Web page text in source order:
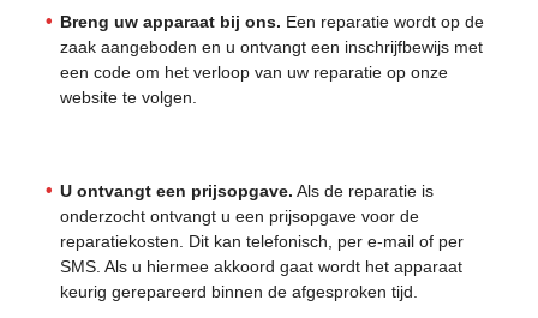
Breng uw apparaat bij ons. Een reparatie wordt op de
zaak aangeboden en u ontvangt een inschrijfbewijs met
een code om het verloop van uw reparatie op onze
website te volgen.
U ontvangt een prijsopgave. Als de reparatie is
onderzocht ontvangt u een prijsopgave voor de
reparatiekosten. Dit kan telefonisch, per e-mail of per
SMS. Als u hiermee akkoord gaat wordt het apparaat
keurig gerepareerd binnen de afgesproken tijd.